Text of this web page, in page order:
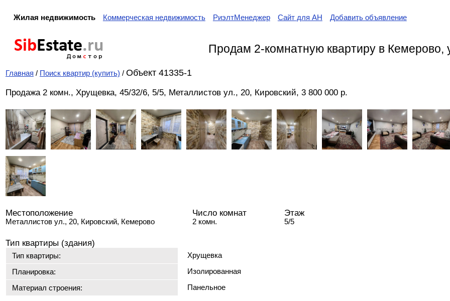
Жилая недвижимость Коммерческая недвижимость РиэлтМенеджер Сайт для АН Добавить объявление
SibEstate.ru
стор Продам 2-комнатную квартиру в Кемерово,
Главная / Поиск квартир (купить) / Объект 41335-1
Продажа 2 комн., Хрущевка, 45/32/6, 5/5, Металлистов ул., 20, Кировский, 3 800 000 р.
Местоположение
Металлистов ул., 20, Кировский, Кемерово
Число комнат
2 комн.
Этаж
5/5
Тип квартиры (здания)
Тип квартиры:
Хрущевка
Планировка:
Изолированная
Материал строения:
Панельное